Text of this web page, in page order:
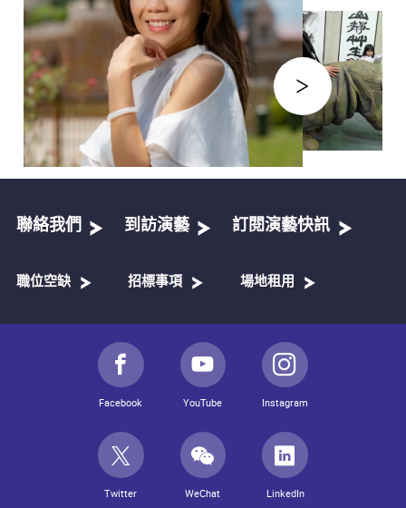
聯絡我們 到訪演藝 訂閱演藝快訊
職位空缺 招標事項 場地租用
Facebook YouTube Instagram
Twitter WeChat LinkedIn